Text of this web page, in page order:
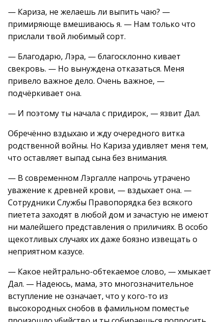
— Кариза, не желаешь ли выпить чаю? —
примиряюще вмешиваюсь я. — Нам только что
прислали твой любимый сорт.
— Благодарю, Лэра, — благосклонно кивает
свекровь. — Но вынуждена отказаться. Меня
привело важное дело. Очень важное, —
подчёркивает она.
— И поэтому ты начала с придирок, — язвит Дал.
Обречённо вздыхаю и жду очередного витка
родственной войны. Но Кариза удивляет меня тем,
что оставляет выпад сына без внимания.
— В современном Лэргалле напрочь утрачено
уважение к древней крови, — вздыхает она. —
Сотрудники Службы Правопорядка без всякого
пиетета заходят в любой дом и зачастую не имеют
ни малейшего представления о приличиях. В особо
щекотливых случаях их даже боязно извещать о
неприятном казусе.
— Какое нейтрально-обтекаемое слово, — хмыкает
Дал. — Надеюсь, мама, это многозначительное
вступление не означает, что у кого-то из
высокородных снобов в фамильном поместье